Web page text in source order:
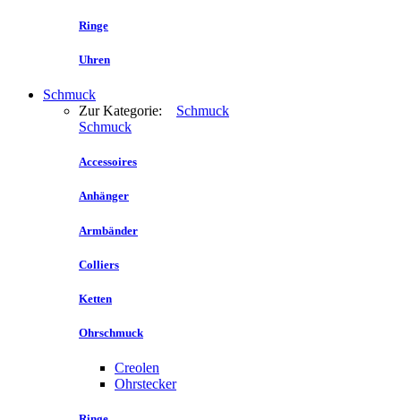
Ringe
Uhren
Schmuck
Zur Kategorie: Schmuck
Schmuck
Accessoires
Anhänger
Armbänder
Colliers
Ketten
Ohrschmuck
Creolen
Ohrstecker